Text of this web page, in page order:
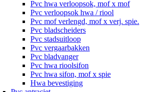
Pvc hwa verloopsok, mof x mof
Pvc verloopsok hwa / riool
Pvc mof verlengd, mof x verj. spie.
Pvc bladscheiders
Pvc stadsuitloop
Pvc vergaarbakken
Pvc bladvanger
Pvc hwa rioolsifon
Pvc hwa sifon, mof x spie
Hwa bevestiging